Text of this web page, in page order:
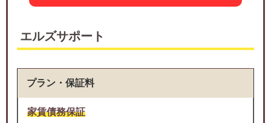
エルズサポート
プラン・保証料
家賃債務保証